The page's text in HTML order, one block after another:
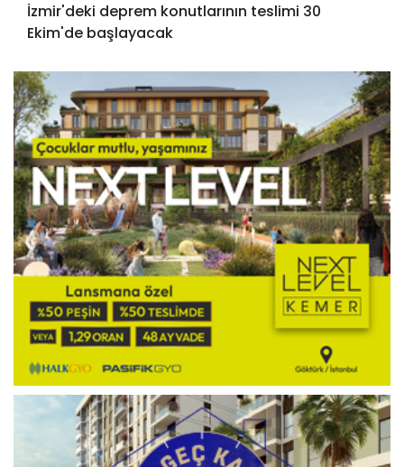
İzmir'deki deprem konutlarının teslimi 30
Ekim'de başlayacak